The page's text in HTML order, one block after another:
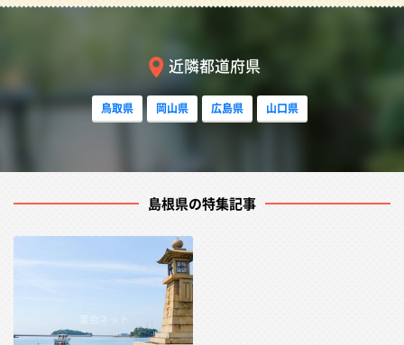
近隣都道府県
鳥取県 岡山県 広島県 山口県
島根県の特集記事